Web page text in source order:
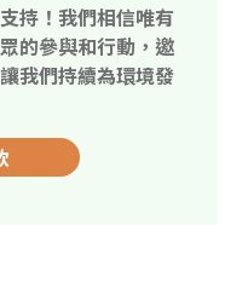
持！我們相信唯有
的參與和行動，邀
我們持續為環境發